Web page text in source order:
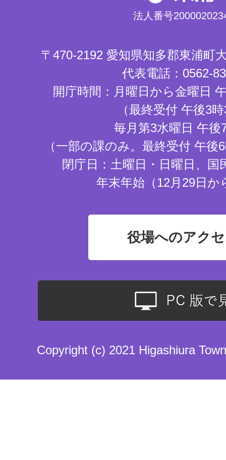
法人番号
〒470-2192 愛知県知多郡東浦町
代表電話：0562-
開庁時間：月曜日から金曜日
（最終受付 午後3
毎月第3水曜日 午後
（一部の課のみ。最終受付 午
閉庁日：土曜日・日曜日、国
年末年始（12月29日か
役場へのアク
Copyright (c) 2021 Higashiura